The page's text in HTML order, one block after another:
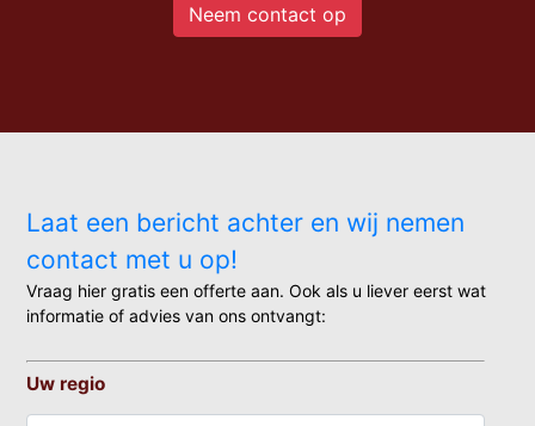
Neem contact op
Laat een bericht achter en wij nemen
contact met u op!
Vraag hier gratis een offerte aan. Ook als u liever eerst wat
informatie of advies van ons ontvangt:
Uw regio